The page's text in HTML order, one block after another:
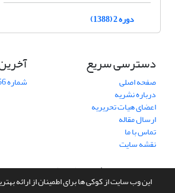
این وب سایت از کوکی ها برای اطمینان از ارائه
دوره 2 (1388)
دسترسی سریع
صفحه اصلی
درباره نشریه
اعضای هیات تحریریه
ارسال مقاله
تماس با ما
نقشه سایت
شماره 56 فصلنامه راهبرد فرهنگ منتشر شد
سامانه مدیریت نشریات علمی.طراحی و پیاده